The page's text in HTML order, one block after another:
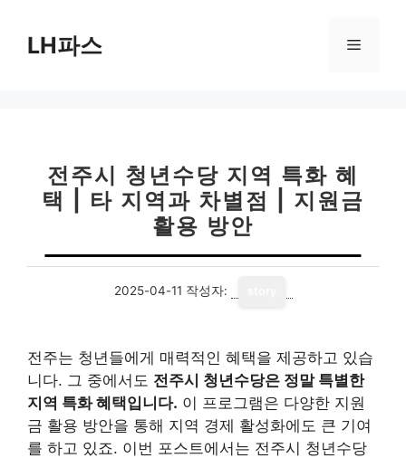
LH파스 메
전주시 청년수당 지역 특화 혜
택 | 타 지역과 차별점 | 지원금
활용 방안
2025-04-11 작성자:
전주는 청년들에게 매력적인 혜택을 제공하고 있습
니다. 그 중에서도 전주시 청년수당은 정말 특별한
지역 특화 혜택입니다. 이 프로그램은 다양한 지원
금 활용 방안을 통해 지역 경제 활성화에도 큰 기여
를 하고 있죠. 이번 포스트에서는 전주시 청년수당